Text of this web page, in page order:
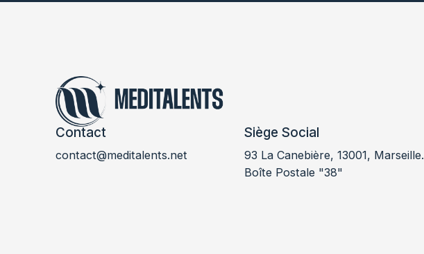
Contact
contact@meditalents.net
Siège Social
93 La Canebière, 13001, Marseille.
Boîte Postale "38"